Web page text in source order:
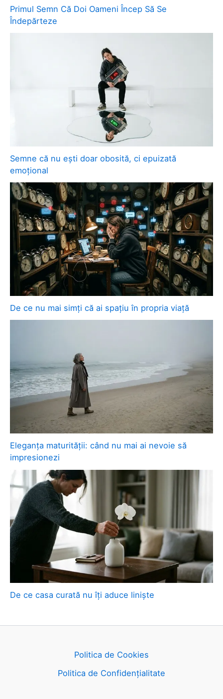
Primul Semn Că Doi Oameni Încep Să Se
Îndepărteze
Semne că nu ești doar obosită, ci epuizată
emoțional
De ce nu mai simți că ai spațiu în propria viață
Eleganța maturității: când nu mai ai nevoie să
impresionezi
De ce casa curată nu îți aduce liniște
Politica de Cookies
Politica de Confidențialitate